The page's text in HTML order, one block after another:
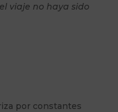
viaje no haya sido
por constantes